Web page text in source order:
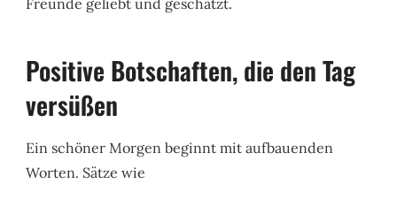
Positive Botschaften, die den Tag
versüßen
Ein schöner Morgen beginnt mit aufbauenden
Worten. Sätze wie